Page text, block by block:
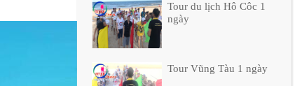
Tour du lịch Hô Côc 1
ngày
Tour Vũng Tàu 1 ngày